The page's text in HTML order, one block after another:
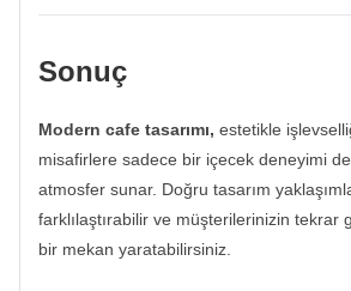
Sonuç
Modern cafe tasarımı, estetikle
misafirlere sadece bir içecek deneyimi
atmosfer sunar. Doğru tasarım
farklılaştırabilir ve müşterilerinizin tekrar
bir mekan yaratabilirsiniz.